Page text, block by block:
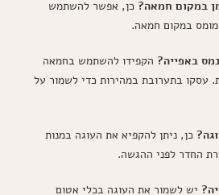
במקום חמאה? כן, אפשר להשתמש
במקום חמאה.
באפייה? הקפידו להשתמש בחמאה
עסקו בתערובת במהירות כדי לשמור על
כן, ניתן להקפיא את העוגה במנות
החדר לפני ההגשה.
יש לשמור את העוגה בכלי אטום